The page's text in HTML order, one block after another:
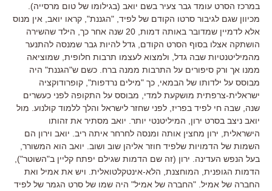
במרכז הסרט עומד גבר צעיר בשם יואב (בגילומו של טום מרסייה).
מכיוון שגם לגיבור סרטו הקודם של לפיד, "הגננת", קראו יואב, אין מנוס
אלא לדמיין שמדובר באותה דמות, 20 שנה אחר כך, הילד שהשירה
הושתקה אצלו בסוף הסרט הקודם, גדל להיות גבר שמנסה להתנער
מהמיליטנטיות שבה גדל, ולמצוא לעצמו תרבות חלופית, שמוציאה
ממנו אך ורק סיפורים על התרבות ממנה ברח. כשם ש"הגננת" היה
מבוסס על ילדותו של הבמאי, כך "מילים נרדפות", קופרודוקציה
ישראלית-צרפתית מושקעת למדי, מבוסס על התקופה לפני כעשרים
שנה, שבה חי לפיד בפריז, לפני שחזר לישראל והלך ללמוד קולנוע. מול
יואב ניצב בסרט ירון, המיליטנטי יותר. יואב מסתיר את זהותו
הישראלית, ירון מחצין אותה ומנסה לחרחר איתה ריב. יואב וירון הם
השמות של הדמויות שלפיד חוזר אליהן שוב ושוב. יואב הוא המשורר,
בעל הנפש העדינה. ירון (זה שם הדמות שגילם יפתח קליין ב"השוטר"),
הדמות הגופנית, המוחצנת, הלא-אינטקלטואלית. ויש את אמיל ואת
החברה של אמיל. "החברה של אמיל" היה שמו של סרט הגמר של לפיד